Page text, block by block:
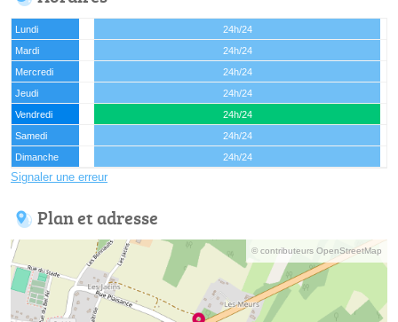
Lundi
24h/24
Mardi
24h/24
Mercredi
24h/24
Jeudi
24h/24
Vendredi
24h/24
Samedi
24h/24
Dimanche
24h/24
Signaler une erreur
Plan et adresse
© contributeurs OpenStreetMap